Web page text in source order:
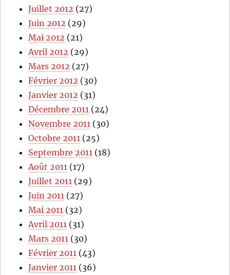
Juillet 2012 (27)
Juin 2012 (29)
Mai 2012 (21)
Avril 2012 (29)
Mars 2012 (27)
Février 2012 (30)
Janvier 2012 (31)
Décembre 2011 (24)
Novembre 2011 (30)
Octobre 2011 (25)
Septembre 2011 (18)
Août 2011 (17)
Juillet 2011 (29)
Juin 2011 (27)
Mai 2011 (32)
Avril 2011 (31)
Mars 2011 (30)
Février 2011 (43)
Janvier 2011 (36)